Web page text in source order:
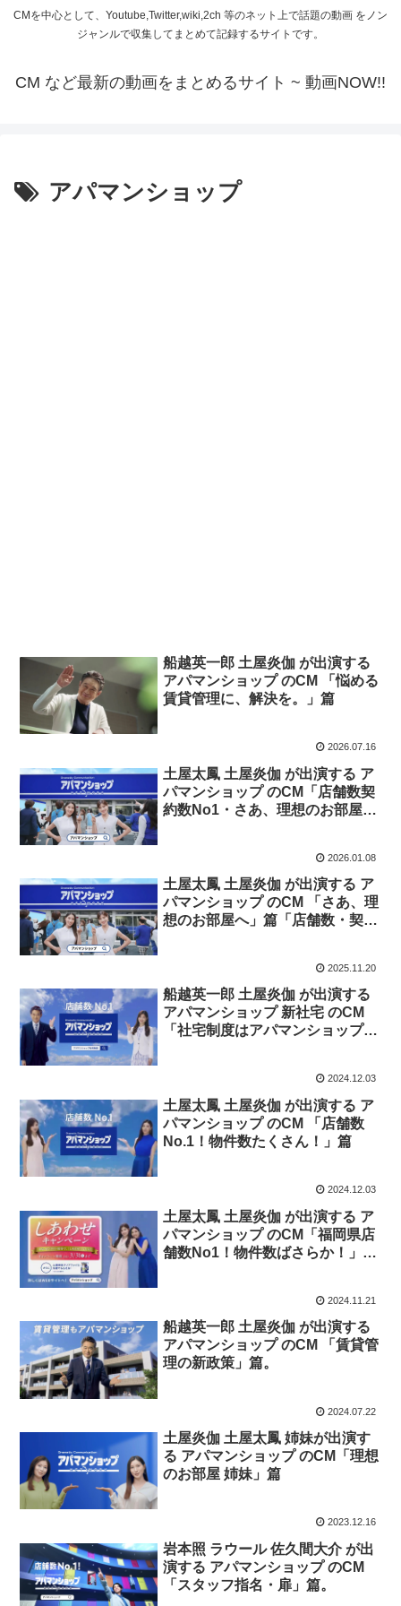
CMを中心として、Youtube,Twitter,wiki,2ch 等のネット上で話題の動画 をノン
ジャンルで収集してまとめて記録するサイトです。
CM など最新の動画をまとめるサイト ~ 動画NOW!!
アパマンショップ
船越英一郎 土屋炎伽 が出演する
アパマンショップ のCM 「悩める
賃貸管理に、解決を。」篇
2026.07.16
土屋太鳳 土屋炎伽 が出演する ア
パマンショップ のCM「店舗数契
約数No1・さあ、理想のお部屋へ
2026.01.08
土屋太鳳 土屋炎伽 が出演する ア
パマンショップ のCM 「さあ、理
想のお部屋へ」篇「店舗数・契約
2025.11.20
船越英一郎 土屋炎伽 が出演する
アパマンショップ 新社宅 のCM
「社宅制度はアパマンショップ」
2024.12.03
土屋太鳳 土屋炎伽 が出演する ア
パマンショップ のCM 「店舗数
No.1！物件数たくさん！」篇
2024.12.03
土屋太鳳 土屋炎伽 が出演する ア
パマンショップ のCM「福岡県店
舗数No1！物件数ばさらか！」
2024.11.21
船越英一郎 土屋炎伽 が出演する
アパマンショップ のCM 「賃貸管
理の新政策」篇。
2024.07.22
土屋炎伽 土屋太鳳 姉妹が出演す
る アパマンショップ のCM「理想
のお部屋 姉妹」篇
2023.12.16
岩本照 ラウール 佐久間大介 が出
演する アパマンショップ のCM
「スタッフ指名・扉」篇。